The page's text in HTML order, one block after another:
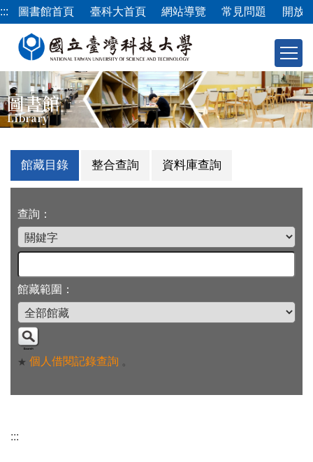
跳
到
內
容
區
::: 圖書館首頁 臺科大首頁 網站導覽 常見問題 開放
圖書館
Library
館藏目錄 整合查詢 資料庫查詢
查詢：
館藏範圍：
★ 個人借閱記錄查詢 。
:::